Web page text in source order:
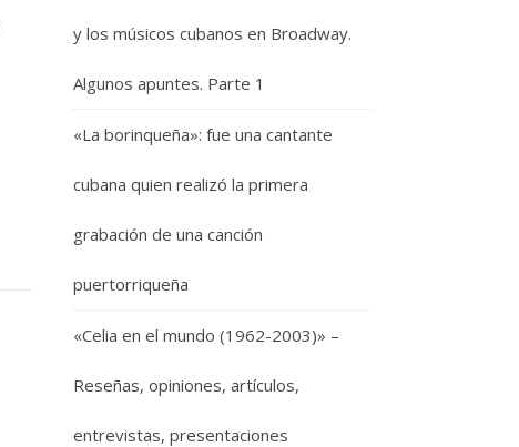
y los músicos cubanos en Broadway.
Algunos apuntes. Parte 1
«La borinqueña»: fue una cantante
cubana quien realizó la primera
grabación de una canción
puertorriqueña
«Celia en el mundo (1962-2003)» –
Reseñas, opiniones, artículos,
entrevistas, presentaciones